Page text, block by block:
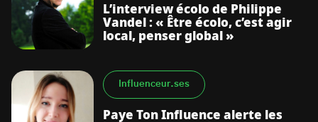
L’interview écolo de Philippe
Vandel : « Être écolo, c’est agir
local, penser global »
Influenceur.ses
Paye Ton Influence alerte les